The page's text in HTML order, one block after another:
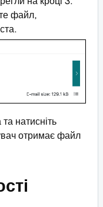
файл,
натисніть
отримає файл